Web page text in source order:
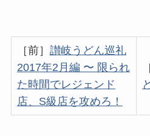
［前］ 讃岐うどん巡礼
2017年2月編 〜 限られ
た時間でレジェンド
店、S級店を攻めろ！